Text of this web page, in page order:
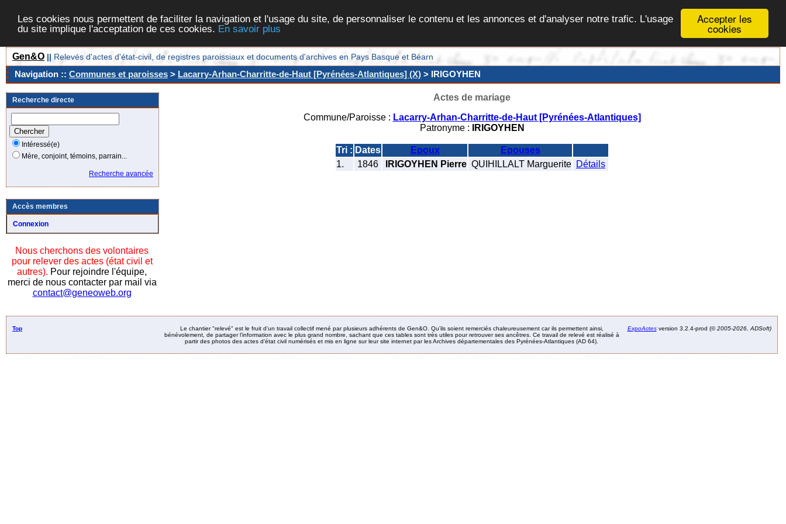
Accepter les
cookies
Les cookies nous permettent de faciliter la navigation et l'usage du site, de personnaliser le contenu et les annonces et d'analyser notre trafic. L'usage
du site implique l'acceptation de ces cookies. En savoir plus
Gen&O || Relevés d'actes d'état-civil, de registres paroissiaux et documents d'archives en Pays Basque et Béarn
Navigation :: Communes et paroisses > Lacarry-Arhan-Charritte-de-Haut [Pyrénées-Atlantiques] (X) > IRIGOYHEN
Recherche directe
Intéressé(e)
Mère, conjoint, témoins, parrain...
Recherche avancée
Accès membres
Connexion
Nous cherchons des volontaires
pour relever des actes (état civil et
autres). Pour rejoindre l'équipe,
merci de nous contacter par mail via
contact@geneoweb.org
Actes de mariage
Commune/Paroisse : Lacarry-Arhan-Charritte-de-Haut [Pyrénées-Atlantiques]
Patronyme :
IRIGOYHEN
Tri : Dates Epoux
Epouses
1.
1846 IRIGOYHEN Pierre QUIHILLALT Marguerite Détails
Top
Le chantier "relevé" est le fruit d’un travail collectif mené par plusieurs adhérents de Gen&O. Qu’ils soient remerciés chaleureusement car ils permettent ainsi,
bénévolement, de partager l’information avec le plus grand nombre, sachant que ces tables sont très utiles pour retrouver ses ancêtres. Ce travail de relevé est réalisé à
partir des photos des actes d’état civil numérisés et mis en ligne sur leur site internet par les Archives départementales des Pyrénées-Atlantiques (AD 64).
ExpoActesversion 3.2.4-prod (©2005-2026, ADSoft)